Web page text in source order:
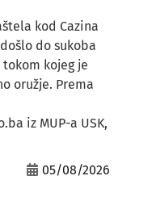
kod Cazina
do sukoba
kojeg je
oružje. Prema
iz MUP-a USK,
05/08/2026